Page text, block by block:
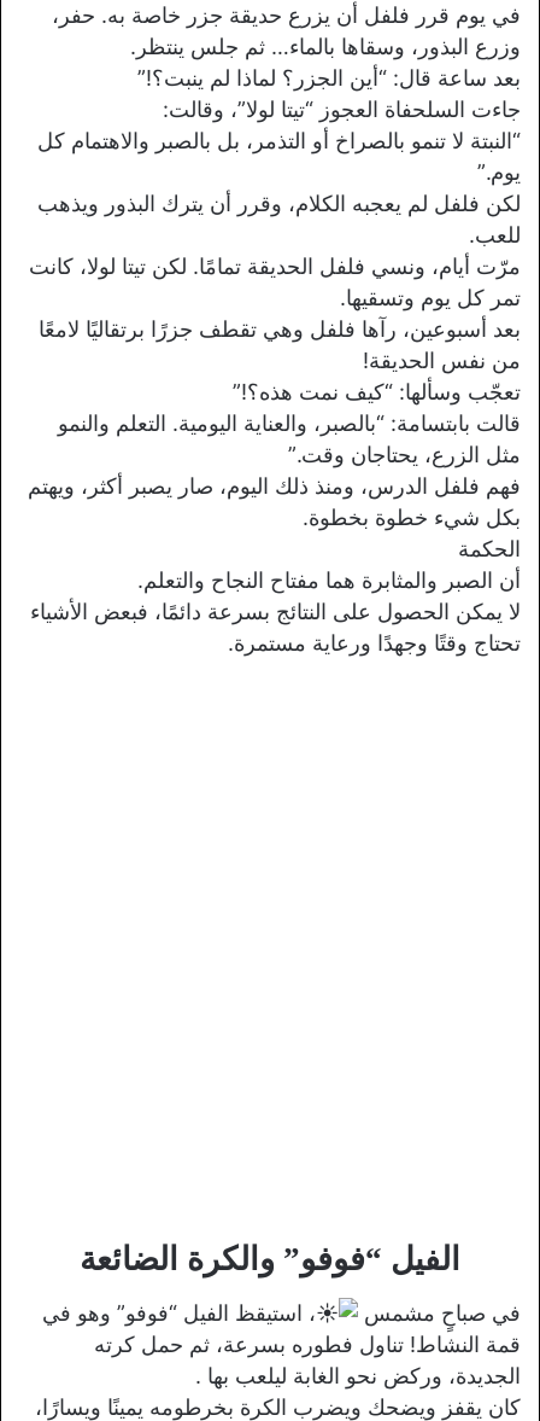
في يوم قرر فلفل أن يزرع حديقة جزر خاصة به. حفر،
وزرع البذور، وسقاها بالماء… ثم جلس ينتظر.
بعد ساعة قال: “أين الجزر؟ لماذا لم ينبت؟!”
جاءت السلحفاة العجوز “تيتا لولا”، وقالت:
“النبتة لا تنمو بالصراخ أو التذمر، بل بالصبر والاهتمام كل
يوم.”
لكن فلفل لم يعجبه الكلام، وقرر أن يترك البذور ويذهب
للعب.
مرّت أيام، ونسي فلفل الحديقة تمامًا. لكن تيتا لولا، كانت
تمر كل يوم وتسقيها.
بعد أسبوعين، رآها فلفل وهي تقطف جزرًا برتقاليًا لامعًا
من نفس الحديقة!
تعجّب وسألها: “كيف نمت هذه؟!”
قالت بابتسامة: “بالصبر، والعناية اليومية. التعلم والنمو
مثل الزرع، يحتاجان وقت.”
فهم فلفل الدرس، ومنذ ذلك اليوم، صار يصبر أكثر، ويهتم
بكل شيء خطوة بخطوة.
الحكمة
أن الصبر والمثابرة هما مفتاح النجاح والتعلم.
لا يمكن الحصول على النتائج بسرعة دائمًا، فبعض الأشياء
تحتاج وقتًا وجهدًا ورعاية مستمرة.
الفيل “فوفو” والكرة الضائعة
في صباحٍ مشمس
، استيقظ الفيل “فوفو” وهو في
قمة النشاط! تناول فطوره بسرعة، ثم حمل كرته
الجديدة، وركض نحو الغابة ليلعب بها .
كان يقفز ويضحك ويضرب الكرة بخرطومه يمينًا ويسارًا،